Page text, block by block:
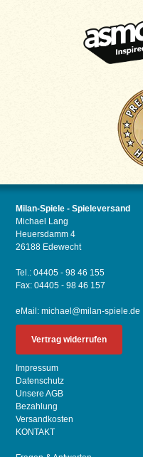
Milan-Spiele - Spieleversand
Michael Lang
Heuersdamm 4
26188 Edewecht
Tel.: 04405 - 98 46 155
Fax: 04405 - 98 46 157
eMail:michael@milan-spiele.de
Vertrag widerrufen
Impressum
Datenschutz
Unsere AGB
Bezahlung
Versandkosten
KONTAKT